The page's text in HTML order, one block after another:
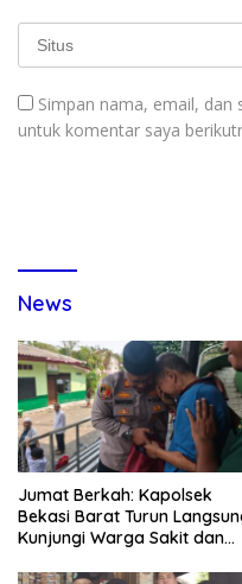
Simpan nama, email, dan
untuk komentar saya
News
Jumat Berkah: Kapolsek
Bekasi Barat Turun
Kunjungi Warga Sakit dan